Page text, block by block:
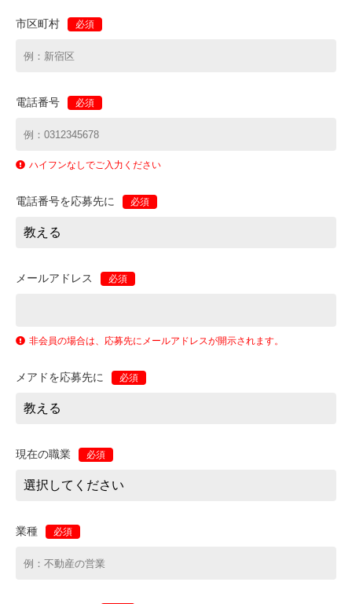
市区町村 必須
電話番号 必須
ハイフンなしでご入力ください
電話番号を応募先に 必須
メールアドレス 必須
非会員の場合は、応募先にメールアドレスが開示されます。
メアドを応募先に 必須
現在の職業 必須
業種 必須